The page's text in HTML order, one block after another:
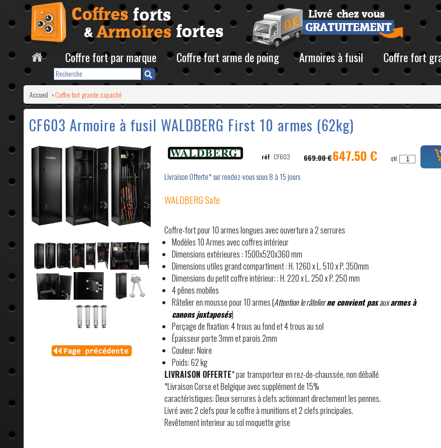
Coffre fort par marque Coffre fort arme de poing Armoires à fusil Coffre fort
Accueil >Coffre fort grande capacité
CF603 Armoire à fusil WALDBERG First 10 armes (62kg)
réf : CF603 669.00 €647.50 € qté
Livraison Offerte* sur rendez-vous sous 8 à 15 jours
WALDBERG Safe
Coffre-fort pour 10 armes longues avec ouverture a 2 serrures
Modèles 10 Armes avec coffres intérieur
Dimensions extérieures : 1500x520x360 mm
Dimensions utiles grand compartiment : H. 1260 x L. 510 x P. 350mm
Dimensions du petit coffre intérieur: : H. 220 x L. 250 x P. 250 mm
4 pênes mobiles
Râtelier en mousse pour 10 armes(Attention le râtelierne convient pasauxarmes à
canons juxtaposés)
Perçage de fixation: 4 trous au fond et 4 trous au sol
Épaisseur porte 3mm et parois 2mm
Couleur: Noire
Poids: 62 kg
LIVRAISON OFFERTE* par transporteur en rez-de-chaussée, non déballé
*Livraison Corse et Belgique avec supplément de 15%
caractéristiques: Deux serrures à clefs actionnant directement les pennes.
Livré avec 2 clefs pour le coffre à munitions et 2 clefs principales.
Revêtement interieur au sol moquette grise